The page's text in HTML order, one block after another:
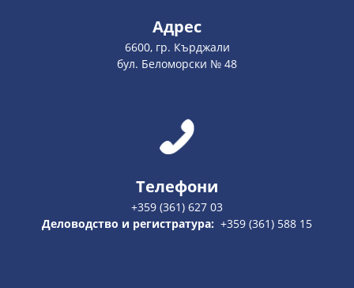
Адрес
6600, гр. Кърджали
бул. Беломорски № 48
Телефони
+359 (361) 627 03
Деловодство и регистратура: +359 (361) 588 15